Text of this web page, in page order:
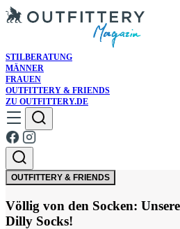
STILBERATUNG
MÄNNER
FRAUEN
OUTFITTERY & FRIENDS
ZU OUTFITTERY.DE
OUTFITTERY & FRIENDS
Völlig von den Socken:
Dilly Socks!